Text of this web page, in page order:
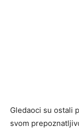
Gledaoci su ostali
svom